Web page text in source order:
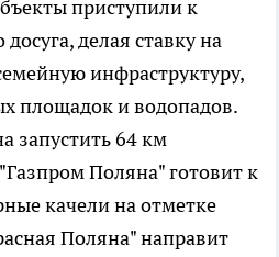
приступили к
делая ставку на
инфраструктуру,
площадок и водопадов.
запустить 64 км
Поляна" готовит к
качели на отметке
Поляна" направит